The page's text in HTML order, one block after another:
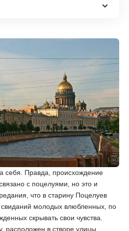
себя. Правда, происхождение
с поцелуями, но это и
что в старину Поцелуев
молодых влюбленных, по
скрывать свои чувства.
расположен в створе улицы